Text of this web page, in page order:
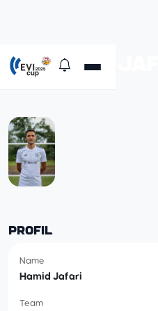
#7 HAMID
PROFIL
Name
Hamid Jafari
Team